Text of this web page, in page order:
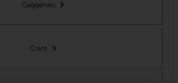
Gaggenau
Gram